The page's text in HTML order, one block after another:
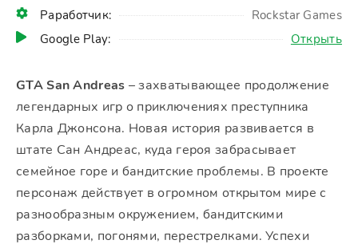
Раработчик:
Rockstar Games
Google Play:
Открыть
GTA San Andreas – захватывающее продолжение
легендарных игр о приключениях преступника
Карла Джонсона. Новая история развивается в
штате Сан Андреас, куда героя забрасывает
семейное горе и бандитские проблемы. В проекте
персонаж действует в огромном открытом мире с
разнообразным окружением, бандитскими
разборками, погонями, перестрелками. Успехи